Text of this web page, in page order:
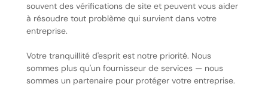
souvent des vérifications de site et peuvent vous aider
à résoudre tout problème qui survient dans votre
entreprise.
Votre tranquillité d'esprit est notre priorité. Nous
sommes plus qu'un fournisseur de services — nous
sommes un partenaire pour protéger votre entreprise.